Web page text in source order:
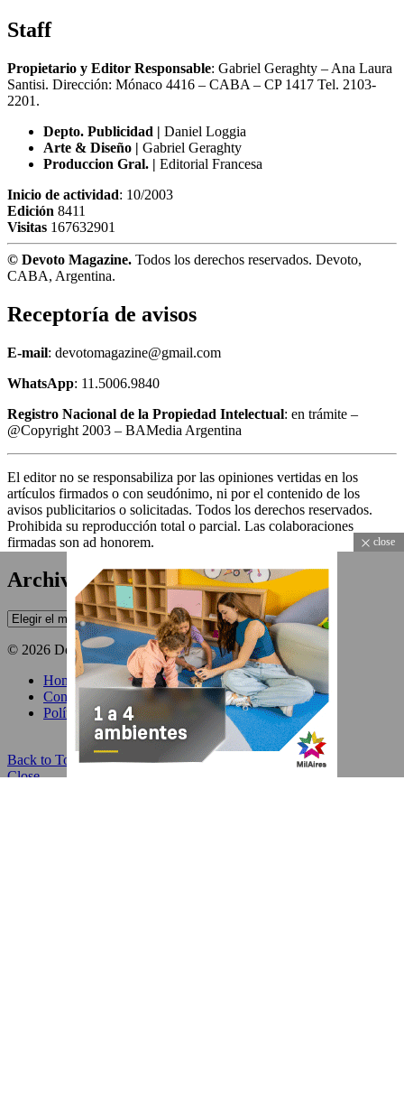
Staff
Propietario y Editor Responsable: Gabriel Geraghty – Ana Laura
Santisi. Dirección: Mónaco 4416 – CABA – CP 1417 Tel. 2103-
2201.
Depto. Publicidad | Daniel Loggia
Arte & Diseño | Gabriel Geraghty
Produccion Gral. | Editorial Francesa
Inicio de actividad: 10/2003
Edición 8411
Visitas 167632901
© Devoto Magazine. Todos los derechos reservados. Devoto,
CABA, Argentina.
Receptoría de avisos
E-mail: devotomagazine@gmail.com
WhatsApp: 11.5006.9840
Registro Nacional de la Propiedad Intelectual: en trámite –
@Copyright 2003 – BAMedia Argentina
El editor no se responsabiliza por las opiniones vertidas en los
artículos firmados o con seudónimo, ni por el contenido de los
avisos publicitarios o solicitadas. Todos los derechos reservados.
Prohibida su reproducción total o parcial. Las colaboraciones
firmadas son ad honorem.
Archivos
Archivos
© 2026 Devoto Magazine
Home
Contacto
Política de Privacidad
Back to Top
Close
close